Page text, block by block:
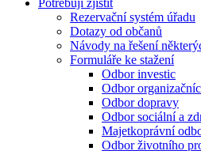
Potřebuji zjistit
Rezervační systém úřadu
Dotazy od občanů
Návody na řešení
Formuláře ke stažení
Odbor investic
Odbor
Odbor dopravy
Odbor sociální a
Majetkoprávní
Odbor životního